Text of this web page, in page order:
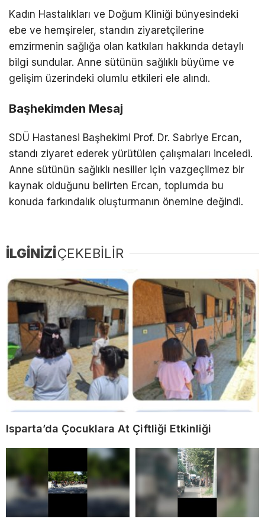
Kadın Hastalıkları ve Doğum Kliniği bünyesindeki
ebe ve hemşireler, standın ziyaretçilerine
emzirmenin sağlığa olan katkıları hakkında detaylı
bilgi sundular. Anne sütünün sağlıklı büyüme ve
gelişim üzerindeki olumlu etkileri ele alındı.
Başhekimden Mesaj
SDÜ Hastanesi Başhekimi Prof. Dr. Sabriye Ercan,
standı ziyaret ederek yürütülen çalışmaları inceledi.
Anne sütünün sağlıklı nesiller için vazgeçilmez bir
kaynak olduğunu belirten Ercan, toplumda bu
konuda farkındalık oluşturmanın önemine değindi.
İLGİNİZİÇEKEBİLİR
Isparta’da Çocuklara At Çiftliği Etkinliği